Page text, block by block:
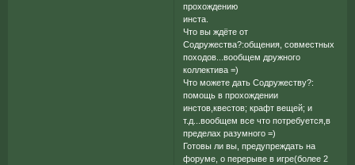
прохождению
инста.
Что вы ждёте от
Содружества?:общения, совместных
походов...вообщем дружного
коллектива =)
Что можете дать Содружеству?:
помощь в прохождении
инстов,квестов; крафт вещей; и
т.д...вообщем все что потребуется,в
пределах разумного =)
Готовы ли вы, предупреждать на
форуме, о перерыве в игре(более 2